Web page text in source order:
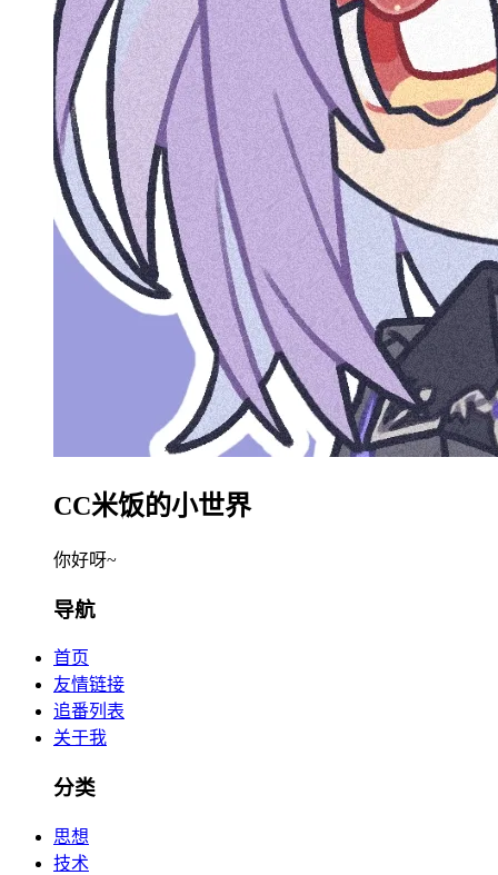
CC米饭的小世界
你好呀~
导航
首页
友情链接
追番列表
关于我
分类
思想
技术